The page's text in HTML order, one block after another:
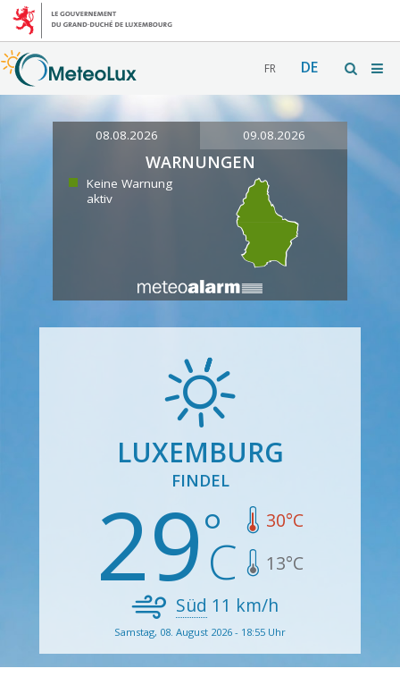
FR DE
08.08.2026 09.08.2026
WARNUNGEN
Keine Warnung
aktiv
LUXEMBURG
FINDEL
29 30°C
13°C
Süd 11 km/h
Samstag, 08. August 2026 - 18:55 Uhr